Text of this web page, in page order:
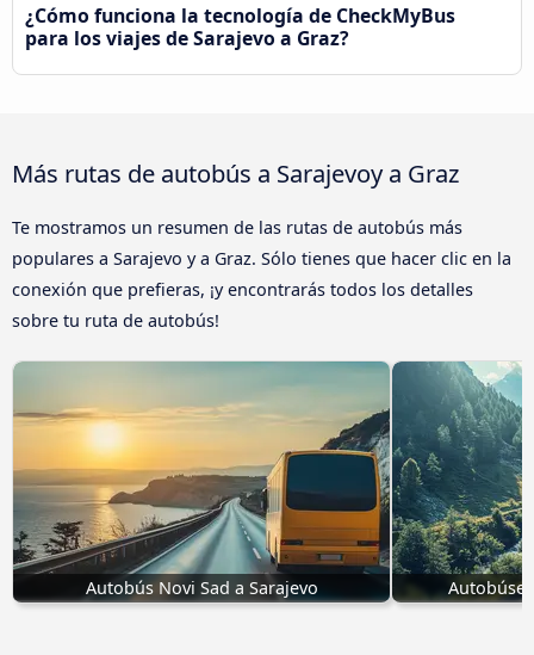
¿Cómo funciona la tecnología de CheckMyBus
para los viajes de Sarajevo a Graz?
Más rutas de autobús a Sarajevoy a Graz
Te mostramos un resumen de las rutas de autobús más
populares a Sarajevo y a Graz. Sólo tienes que hacer clic en la
conexión que prefieras, ¡y encontrarás todos los detalles
sobre tu ruta de autobús!
Autobús Novi Sad a Sarajevo